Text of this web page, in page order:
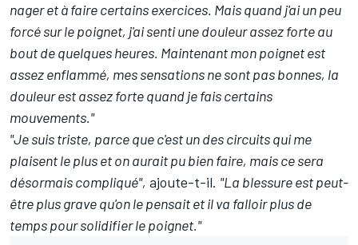
nager et à faire certains exercices. Mais quand j'ai un peu
forcé sur le poignet, j'ai senti une douleur assez forte au
bout de quelques heures. Maintenant mon poignet est
assez enflammé, mes sensations ne sont pas bonnes, la
douleur est assez forte quand je fais certains
mouvements."
"Je suis triste, parce que c'est un des circuits qui me
plaisent le plus et on aurait pu bien faire, mais ce sera
désormais compliqué", ajoute-t-il. "La blessure est peut-
être plus grave qu'on le pensait et il va falloir plus de
temps pour solidifier le poignet."